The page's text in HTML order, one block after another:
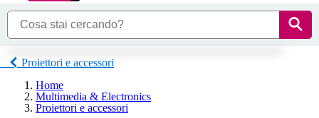
Proiettori e accessori
Home
Multimedia & Electronics
Proiettori e accessori